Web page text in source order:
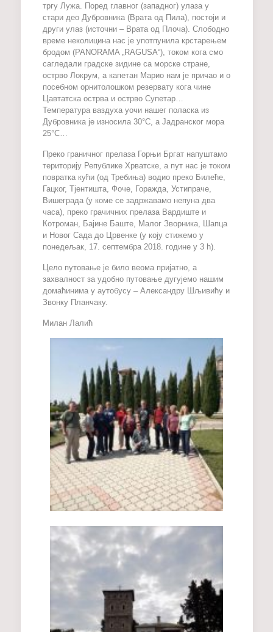
тргу Лужа. Поред главног (западног) улаза у
стари део Дубровника (Врата од Пила), постоји и
други улаз (источни – Врата од Плоча). Слободно
време неколицина нас је употпунила крстарењем
бродом (PANORAMA „RAGUSA“), током кога смо
сагледали градске зидине са морске стране,
острво Локрум, а капетан Марио нам је причао и о
посебном орнитолошком резервату кога чине
Цавтатска острва и острво Супетар…
Температура ваздуха уочи нашег поласка из
Дубровника је износила 30°C, а Јадранског мора
25°C…
Преко граничног прелаза Горњи Бргат напуштамо
територију Републике Хрватске, а пут нас је током
повратка кући (од Требиња) водио преко Билеће,
Гацког, Тјентишта, Фоче, Горажда, Устипраче,
Вишеграда (у коме се задржавамо непуна два
часа), преко грачичних прелаза Вардиште и
Котроман, Бајине Баште, Малог Зворника, Шапца
и Новог Сада до Црвенке (у коју стижемо у
понедељак, 17. септембра 2018. године у 3 h).
Цело путовање је било веома пријатно, а
захвалност за удобно путовање дугујемо нашим
домаћинима у аутобусу – Александру Шљивићу и
Звонку Планчаку.
Милан Лалић